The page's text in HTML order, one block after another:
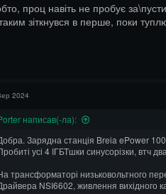
проц навіть не пробує
зіткнувся в перше, поки
2024
написав(-ла):
Зарядна станція Breia ePower
усі 4 ІГБТшки синусорізки, втч
трансформаторі низьковольтного
NSI6602, живлення вихідного